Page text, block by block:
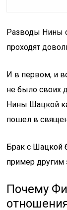
Разводы Нины
проходят
И в первом, и
не было своих
Нины Шацкой
пошел в
Брак с Шацкой
пример
Почему